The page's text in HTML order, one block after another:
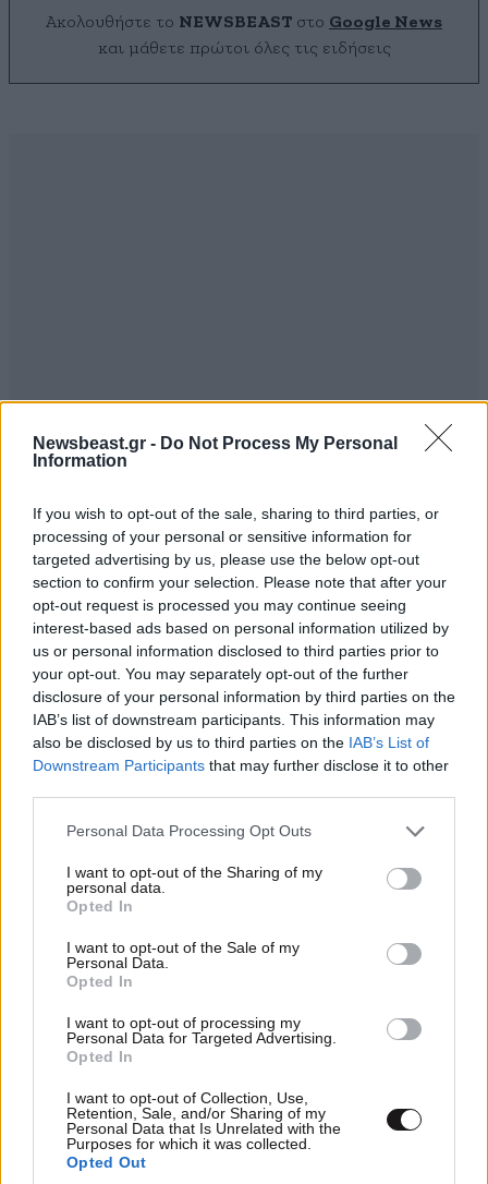
Newsbeast.gr - Do Not Process My Personal
Information
If you wish to opt-out of the sale, sharing to third parties, or
processing of your personal or sensitive information for
targeted advertising by us, please use the below opt-out
section to confirm your selection. Please note that after your
opt-out request is processed you may continue seeing
interest-based ads based on personal information utilized by
us or personal information disclosed to third parties prior to
your opt-out. You may separately opt-out of the further
disclosure of your personal information by third parties on the
IAB’s list of downstream participants. This information may
also be disclosed by us to third parties on the IAB’s List of
Downstream Participants that may further disclose it to other
Please note that this website/app uses one or more Google
not limited to your visit or usage behaviour. You may click to
grant or deny consent to Google and its third-party tags to
use your data for below specified purposes in below Google
consent section.
Personal Data Processing Opt Outs
I want to opt-out of the Sharing of my
personal data.
Opted In
I want to opt-out of the Sale of my
Personal Data.
Opted In
I want to opt-out of processing my
Personal Data for Targeted Advertising.
Opted In
I want to opt-out of Collection, Use,
Retention, Sale, and/or Sharing of my
Personal Data that Is Unrelated with the
Purposes for which it was collected.
Opted Out
Ακολουθήστε το NEWSBEAST στο Google News
και μάθετε πρώτοι όλες τις ειδήσεις
11 ΣΧΌΛΙΑ ΑΝΑΓΝΩΣΤΏΝ
ΠΡΟΣΘΕΣΤΕ ΤΟ ΣΧΟΛΙΟ ΣΑΣ
Xαρακτήρες: 0/1000
Παυλαρσς 15·06·2026 14:51
Έχετε πολλά ψωμιά ακόμη να φάτε μέχρι να φτάσετε
τον παο